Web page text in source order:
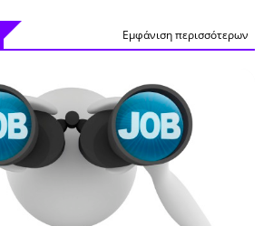
Εμφάνιση περισσότερων